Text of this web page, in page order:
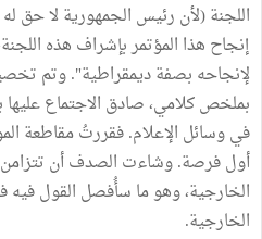
اللجنة (لأن رئيس الجمهورية لا حق
إنجاح هذا المؤتمر بإشراف هذه
لإنجاحه بصفة ديمقراطية". وتم
بملخص كلامي، صادق الاجتماع عليها
في وسائل الإعلام. فقررتُ مقاطعة
أول فرصة. وشاءت الصدف أن تتزامن
الخارجية، وهو ما سأُفصل القول فيه
الخارجية.